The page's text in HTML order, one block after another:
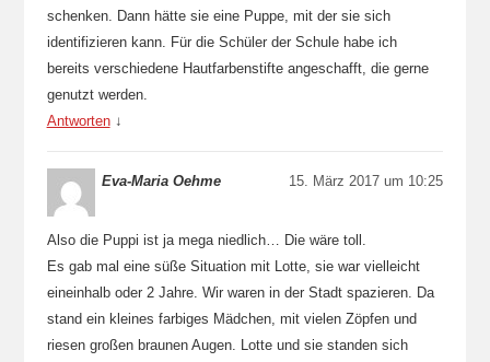
schenken. Dann hätte sie eine Puppe, mit der sie sich
identifizieren kann. Für die Schüler der Schule habe ich
bereits verschiedene Hautfarbenstifte angeschafft, die gerne
genutzt werden.
Antworten ↓
Eva-Maria Oehme 15. März 2017 um 10:25
Also die Puppi ist ja mega niedlich… Die wäre toll.
Es gab mal eine süße Situation mit Lotte, sie war vielleicht
eineinhalb oder 2 Jahre. Wir waren in der Stadt spazieren. Da
stand ein kleines farbiges Mädchen, mit vielen Zöpfen und
riesen großen braunen Augen. Lotte und sie standen sich